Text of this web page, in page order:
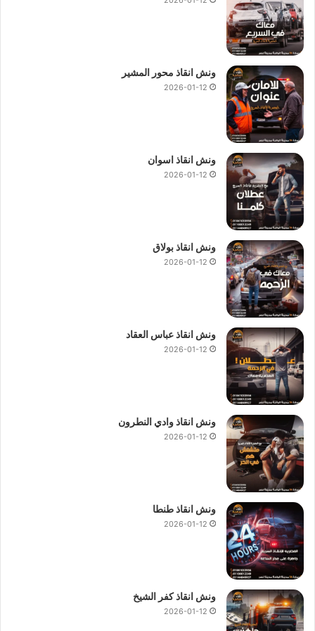
في احمد عرابيليصل لموقعك في اسرع وقت لاننا نقدم خدمات
وسنقدم لك الحل و سيعمل فريقنا بتوصيلك فورا بـ
في احمد عرابي
ونش ، ونش انقاذ ، ونش انقاذ سيارات ، ونش انقاذ احمد عرابي ، ونش انقاذ
في احمد عرابي ، ونش انقاذ سيارات في احمد عرابي ، رقم ونش انقاذ في
احمد عرابي ، اسرع ونش انقاذ في احمد عرابي ، ونش انقاذ في احمد عرابي ،
ونش انقاذ احمد عرابي ، ونش انقاذ سيارات احمد عرابي ، ونش انقاذ سيارات
اقرب ونش انقاذ في احمد عرابي
ان سعرونش انقاذ سيارات احمد عرابي
حيث ان اسعار قد تعوق الكثير من الاستفادة من الخدمات التي
يحتاج اليها العملاء لان
سيارة اثناء السير لانها خدمة ضرورية جدا لذلك نقدم
عرابيبارخص الاسعار واعلي جودة.
كما نقدم ونش انقاذ
ونش انقاذ محور المشير
2026-01-12
ونش انقاذ اسوان
2026-01-12
ونش انقاذ بولاق
2026-01-12
ونش انقاذ عباس العقاد
2026-01-12
ونش انقاذ وادي النطرون
2026-01-12
ونش انقاذ طنطا
2026-01-12
ونش انقاذ كفر الشيخ
2026-01-12